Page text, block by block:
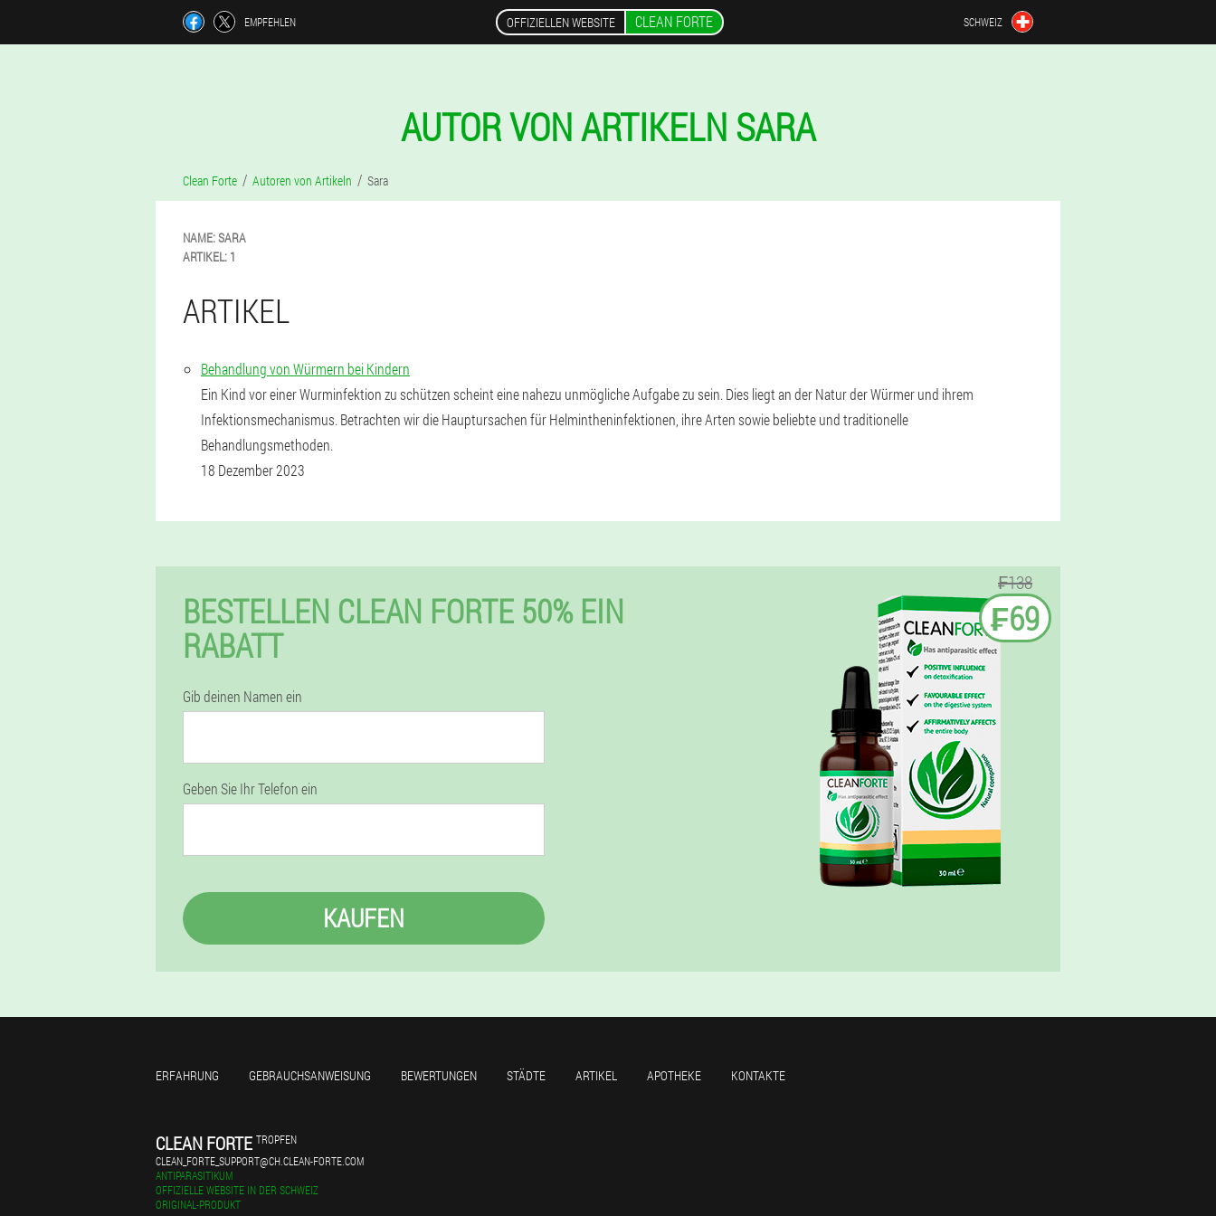
EMPFEHLEN OFFIZIELLEN WEBSITE CLEAN FORTE SCHWEIZ
AUTOR VON ARTIKELN SARA
Clean Forte Autoren von Artikeln Sara
NAME:SARA
ARTIKEL: 1
ARTIKEL
Behandlung von Würmern bei Kindern
Ein Kind vor einer Wurminfektion zu schützen scheint eine nahezu unmögliche Aufgabe zu sein. Dies liegt an der Natur der Würmer und ihrem
Infektionsmechanismus. Betrachten wir die Hauptursachen für Helmintheninfektionen, ihre Arten sowie beliebte und traditionelle
Behandlungsmethoden.
18 Dezember 2023
BESTELLEN CLEAN FORTE 50% EIN
RABATT
Gib deinen Namen ein
Geben Sie Ihr Telefon ein
KAUFEN
₣138
₣69
ERFAHRUNG GEBRAUCHSANWEISUNG BEWERTUNGEN STÄDTE ARTIKEL APOTHEKE KONTAKTE
CLEAN FORTE TROPFEN
CLEAN_FORTE_SUPPORT@CH.CLEAN-FORTE.COM
ANTIPARASITIKUM
OFFIZIELLE WEBSITE IN DER SCHWEIZ
ORIGINAL-PRODUKT